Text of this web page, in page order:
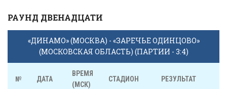
РАУНД ДВЕНАДЦАТИ
«ДИНАМО» (МОСКВА) - «ЗАРЕЧЬЕ ОДИНЦОВО»
(МОСКОВСКАЯ ОБЛАСТЬ) (ПАРТИИ - 3:4)
№ ДАТА
ВРЕМЯ
(МСК)
СТАДИОН РЕЗУЛЬТАТ